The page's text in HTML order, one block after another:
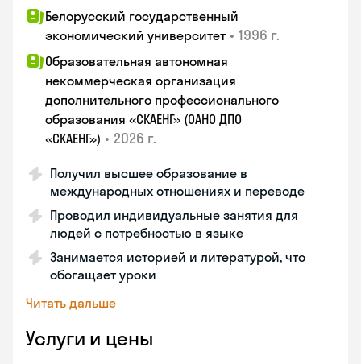
Белорусский государственный
экономический университет • 1996 г.
Образовательная автономная
некоммерческая организация
дополнительного профессионального
образования «СКАЕНГ» (ОАНО ДПО
«СКАЕНГ») • 2026 г.
Получил высшее образование в
международных отношениях и переводе
Проводил индивидуальные занятия для
людей с потребностью в языке
Занимается историей и литературой, что
обогащает уроки
Читать дальше
Услуги и цены